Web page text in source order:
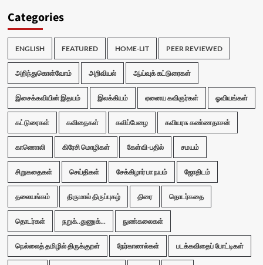
Categories
ENGLISH FEATURED HOME-LIT PEER REVIEWED
அறிந்துகொள்வோம் அறிவியல் ஆய்வுக் கட்டுரைகள்
இசைக்கவியின் இதயம் இலக்கியம் ஏனைய கவிஞர்கள் ஓவியங்கள்
கட்டுரைகள் கவிதைகள் கவிப்பேழை கவியரசு கண்ணதாசன்
காணொலி கிரேசி மொழிகள் கேள்வி-பதில் சமயம்
சிறுகதைகள் செய்திகள் சேக்கிழார் பா நயம் ஜோதிடம்
தலையங்கம் திருமால் திருப்புகழ் திரை தொடர்கதை
தொடர்கள் நறுக்..துணுக்... நுண்கலைகள்
நெல்லைத் தமிழில் திருக்குறள் நேர்காணல்கள் படக்கவிதைப் போட்டிகள்